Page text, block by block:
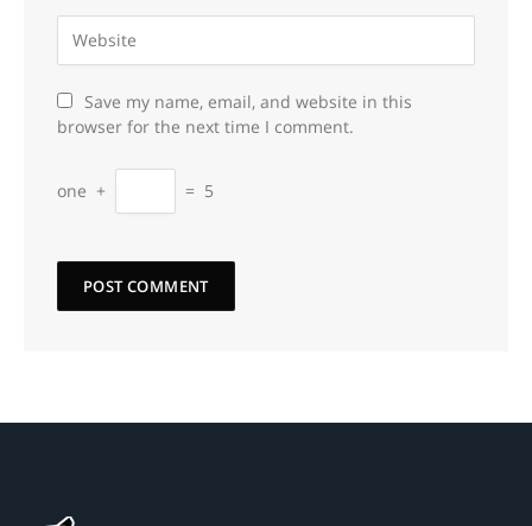
Save my name, email, and website in this
browser for the next time I comment.
one + = 5